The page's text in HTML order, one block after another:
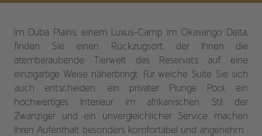
Im Duba Plains, einem Luxus-Camp im Okavango Delta,
finden Sie einen Rückzugsort, der Ihnen die
atemberaubende Tierwelt des Reservats auf eine
einzigartige Weise näherbringt. Für welche Suite Sie sich
auch entscheiden, ein privater Plunge Pool, ein
hochwertiges Interieur im afrikanischen Stil der
Zwanziger und ein unvergleichlicher Service machen
Ihren Aufenthalt besonders komfortabel und angenehm.